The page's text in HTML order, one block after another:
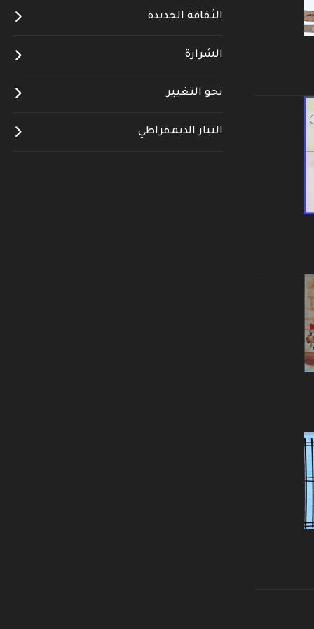
الثقافة الجديدة
الشرارة
نحو التغيير
التيار الديمقراطي